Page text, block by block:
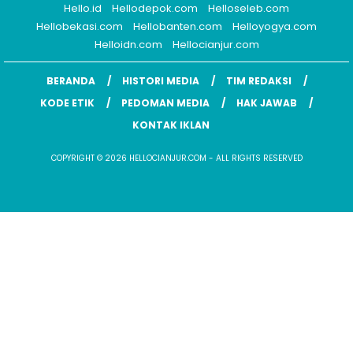
Hello.id
Hellodepok.com
Helloseleb.com
Hellobekasi.com
Hellobanten.com
Helloyogya.com
Helloidn.com
Hellocianjur.com
BERANDA HISTORI MEDIA
TIM REDAKSI
KODE ETIK
PEDOMAN MEDIA
HAK JAWAB
KONTAK IKLAN
COPYRIGHT © 2026 HELLOCIANJUR.COM - ALL RIGHTS RESERVED